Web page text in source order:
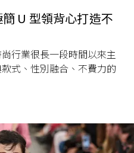
U 型領背心打造不
行業很長一段時間以來主
式、性別融合、不費力的